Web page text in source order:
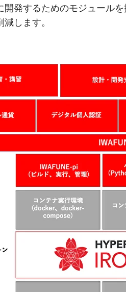
開発するためのモジュール
します。